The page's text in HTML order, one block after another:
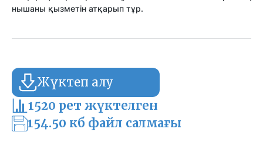
нышаны қызметін атқарып тұр.
Жүктеп алу
1520 рет жүктелген
154.50 кб файл салмағы